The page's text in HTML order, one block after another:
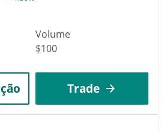
Volume
$100
Trade